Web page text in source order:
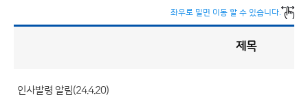
좌우로 밀면 이동 할 수 있습니다.
목
록
제목
인사발령 알림(24.4.20)